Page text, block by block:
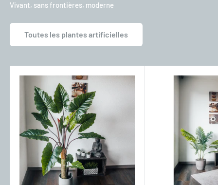
Vivant, sans frontières, moderne
Toutes les plantes artificielles